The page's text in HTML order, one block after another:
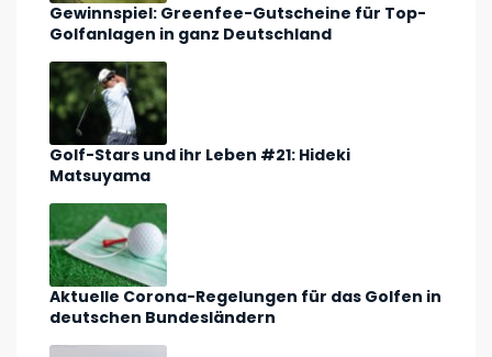
Gewinnspiel: Greenfee-Gutscheine für Top-
Golfanlagen in ganz Deutschland
Golf-Stars und ihr Leben #21: Hideki
Matsuyama
Aktuelle Corona-Regelungen für das Golfen in
deutschen Bundesländern